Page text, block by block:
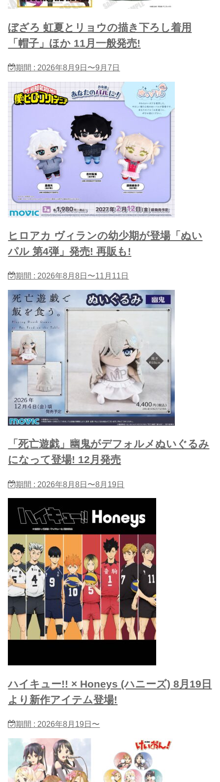
ぼざろ 虹夏とリョウの描き下ろし着用
「帽子」ほか 11月一般発売!
期間 : 2026年8月9日〜9月7日
ヒロアカ ヴィランの幼少期が登場「ぬい
パル 第4弾」発売! 再販も!
期間 : 2026年8月8日〜11月11日
「死亡遊戯」幽鬼がデフォルメぬいぐるみ
になって登場! 12月発売
期間 : 2026年8月8日〜8月19日
ハイキュー!! × Honeys (ハニーズ) 8月19日
より新作アイテム登場!
期間 : 2026年8月19日〜